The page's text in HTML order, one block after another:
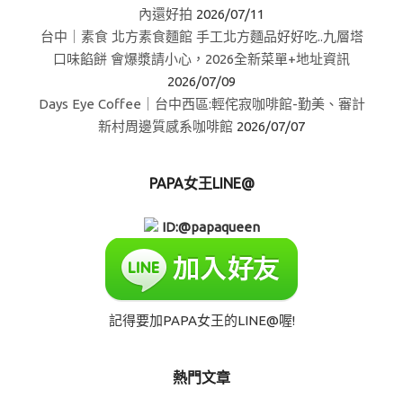
內還好拍 2026/07/11
台中｜素食 北方素食麵館 手工北方麵品好好吃..九層塔
口味餡餅 會爆漿請小心，2026全新菜單+地址資訊
2026/07/09
Days Eye Coffee｜台中西區:輕侘寂咖啡館-勤美、審計
新村周邊質感系咖啡館 2026/07/07
PAPA女王LINE@
ID:@papaqueen
記得要加PAPA女王的LINE@喔!
熱門文章